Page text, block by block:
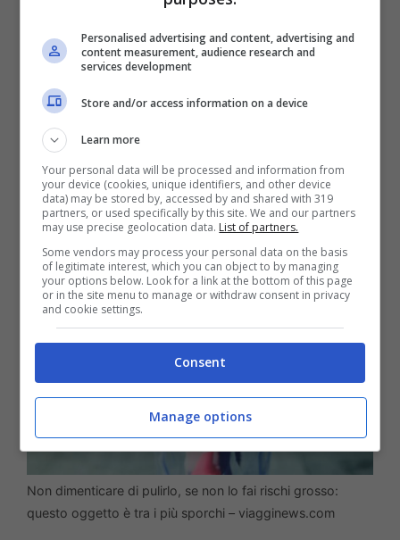
sufficiente ricorrere a un’igienizzazione
per procedere. La lavastoviglie è uno dei
più efficaci. Prima di procedere,
ovviamente, bisogna verificare la
compatibilità con il materiale.
Non dimenticare di pulirlo, se non lo fai rischi grosso:
questo oggetto è tra i più sporchi – viagginews.com
Personalised advertising and content, advertising and
content measurement, audience research and
services development
Store and/or access information on a device
Learn more
Your personal data will be processed and information from
your device (cookies, unique identifiers, and other device
data) may be stored by, accessed by and shared with 319
partners, or used specifically by this site. We and our partners
may use precise geolocation data. List of partners.
Some vendors may process your personal data on the basis
of legitimate interest, which you can object to by managing
your options below. Look for a link at the bottom of this page
or in the site menu to manage or withdraw consent in privacy
and cookie settings.
Consent
Manage options